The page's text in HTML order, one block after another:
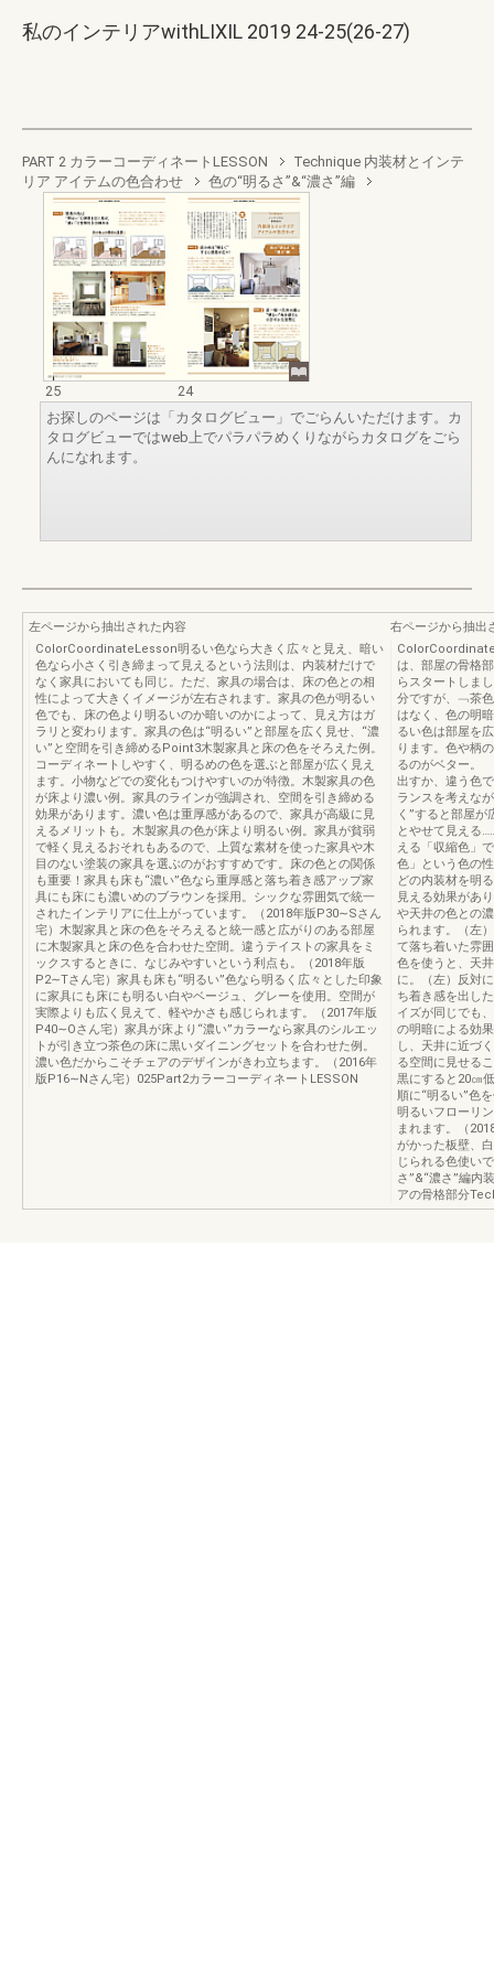
私のインテリアwithLIXIL 2019 24-25(26-27)
PART 2 カラーコーディネートLESSON
Technique 内装材とインテ
リア アイテムの色合わせ
色の“明るさ”&“濃さ”編
25
24
お探しのページは「カタログビュー」でごらんいただけます。カ
タログビューではweb上でパラパラめくりながらカタログをごら
んになれます。
左ページから抽出された内容
ColorCoordinateLesson明るい色なら大きく広々と見え、暗い
色なら小さく引き締まって見えるという法則は、内装材だけで
なく家具においても同じ。ただ、家具の場合は、床の色との相
性によって大きくイメージが左右されます。家具の色が明るい
色でも、床の色より明るいのか暗いのかによって、見え方はガ
ラリと変わります。家具の色は“明るい”と部屋を広く見せ、“濃
い”と空間を引き締めるPoint3木製家具と床の色をそろえた例。
コーディネートしやすく、明るめの色を選ぶと部屋が広く見え
ます。小物などでの変化もつけやすいのが特徴。木製家具の色
が床より濃い例。家具のラインが強調され、空間を引き締める
効果があります。濃い色は重厚感があるので、家具が高級に見
えるメリットも。木製家具の色が床より明るい例。家具が貧弱
で軽く見えるおそれもあるので、上質な素材を使った家具や木
目のない塗装の家具を選ぶのがおすすめです。床の色との関係
も重要！家具も床も“濃い”色なら重厚感と落ち着き感アップ家
具にも床にも濃いめのブラウンを採用。シックな雰囲気で統一
されたインテリアに仕上がっています。（2018年版P30∼Sさん
宅）木製家具と床の色をそろえると統一感と広がりのある部屋
に木製家具と床の色を合わせた空間。違うテイストの家具をミ
ックスするときに、なじみやすいという利点も。（2018年版
P2∼Tさん宅）家具も床も“明るい”色なら明るく広々とした印象
に家具にも床にも明るい白やベージュ、グレーを使用。空間が
実際よりも広く見えて、軽やかさも感じられます。（2017年版
P40∼Oさん宅）家具が床より“濃い”カラーなら家具のシルエッ
トが引き立つ茶色の床に黒いダイニングセットを合わせた例。
濃い色だからこそチェアのデザインがきわ立ちます。（2016年
版P16∼Nさん宅）025Part2カラーコーディネートLESSON
右ページから抽出
は、部屋の骨格
らスタートしま
分ですが、﹁茶
はなく、色の明
るい色は部屋を
ります。色や柄
るのがベター。
出すか、違う色
ランスを考えな
く”すると部屋
とやせて見える
える「収縮色」
色」という色の
どの内装材を明
見える効果があ
や天井の色との
られます。（左
て落ち着いた雰
色を使うと、天
に。（左）反対
ち着き感を出し
イズが同じでも
の明暗による効
し、天井に近づ
る空間に見せる
黒にすると20㎝
順に“明るい”色
明るいフローリ
まれます。（
がかった板壁、
じられる色使い
さ”&“濃さ”編内
アの骨格部分